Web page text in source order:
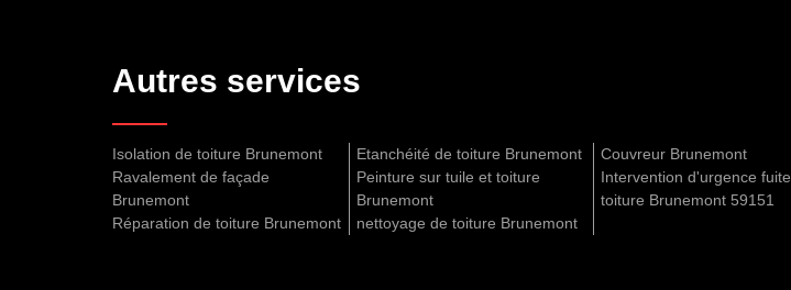
Autres services
Isolation de toiture Brunemont
Ravalement de façade
Brunemont
Réparation de toiture Brunemont
Etanchéité de toiture Brunemont
Peinture sur tuile et toiture
Brunemont
nettoyage de toiture Brunemont
Couvreur Brunemont
Intervention d'urgence
toiture Brunemont 59151